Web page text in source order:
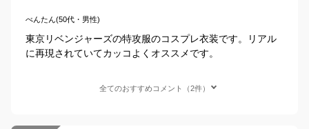
べんたん(50代・男性)
東京リベンジャーズの特攻服のコスプレ衣装です。リアル
に再現されていてカッコよくオススメです。
全てのおすすめコメント（2件）